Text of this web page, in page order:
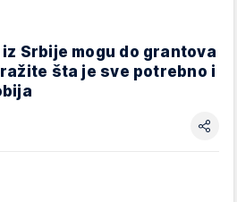
Srbije mogu do grantova
šta je sve potrebno i